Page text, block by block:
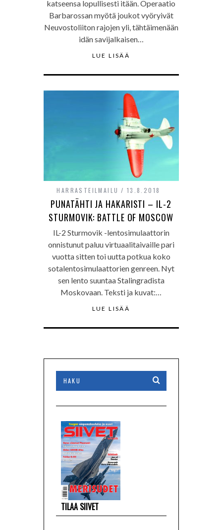
katseensa lopullisesti itään. Operaatio
Barbarossan myötä joukot vyöryivät
Neuvostoliiton rajojen yli, tähtäimenään
idän savijalkaisen…
LUE LISÄÄ
HARRASTEILMAILU 13.8.2018
PUNATÄHTI JA HAKARISTI – IL-2
STURMOVIK: BATTLE OF MOSCOW
IL-2 Sturmovik -lentosimulaattorin
onnistunut paluu virtuaalitaivaille pari
vuotta sitten toi uutta potkua koko
sotalentosimulaattorien genreen. Nyt
sen lento suuntaa Stalingradista
Moskovaan. Teksti ja kuvat:…
LUE LISÄÄ
TILAA SIIVET